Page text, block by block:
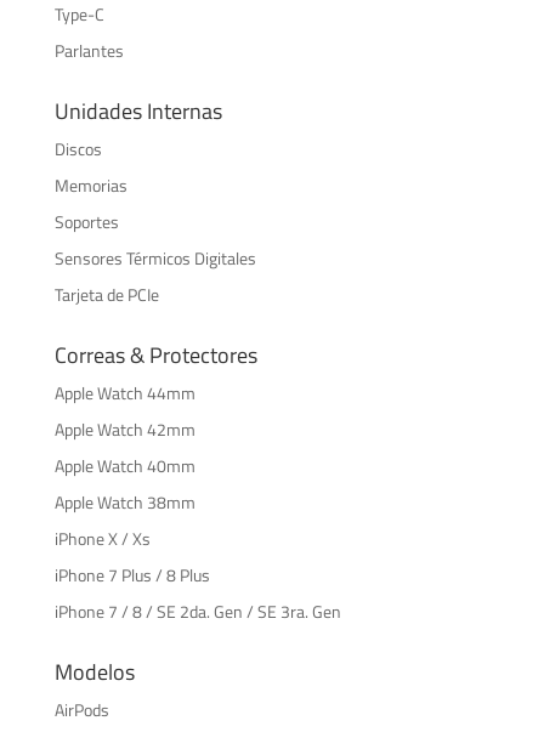
Type-C
Parlantes
Unidades Internas
Discos
Memorias
Soportes
Sensores Térmicos Digitales
Tarjeta de PCIe
Correas & Protectores
Apple Watch 44mm
Apple Watch 42mm
Apple Watch 40mm
Apple Watch 38mm
iPhone X / Xs
iPhone 7 Plus / 8 Plus
iPhone 7 / 8 / SE 2da. Gen / SE 3ra. Gen
Modelos
AirPods